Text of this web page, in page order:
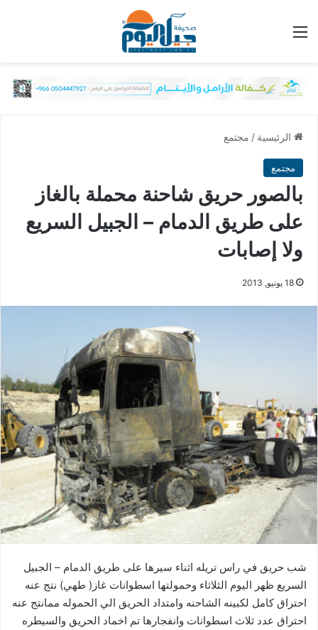
الرئيسية / مجتمع
مجتمع
بالصور حريق شاحنة محملة بالغاز
على طريق الدمام – الجبيل السريع
ولا إصابات
18 يونيو, 2013
شب حريق في راس تريله اثناء سيرها على طريق الدمام – الجبيل
السريع ظهر اليوم الثلاثاء وحمولتها اسطوانات غاز( طهي) نتج عنه
احتراق كامل لكبينه الشاحنه وامتداد الحريق الي الحموله ممانتج عنه
احتراق عدد ثلاث اسطوانات وانفجارها تم اخماد الحريق والسيطره